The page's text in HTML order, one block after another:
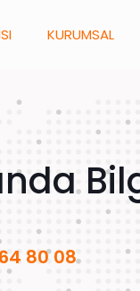
KURUMSAL
80 08